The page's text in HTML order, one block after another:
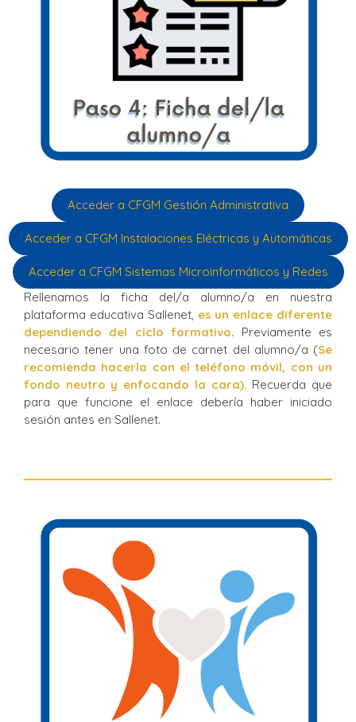
Acceder a CFGM Gestión Administrativa
Acceder a CFGM Instalaciones Eléctricas y Automáticas
Acceder a CFGM Sistemas Microinformáticos y Redes
Rellenamos la ficha del/a alumno/a en nuestra
plataforma educativa Sallenet, es un enlace diferente
dependiendo del ciclo formativo. Previamente es
necesario tener una foto de carnet del alumno/a (Se
recomienda hacerla con el teléfono móvil, con un
fondo neutro y enfocando la cara). Recuerda que
para que funcione el enlace debería haber iniciado
sesión antes en Sallenet.